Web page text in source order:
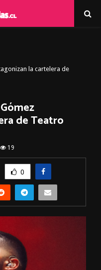
la cartelera de
de Teatro
19
0